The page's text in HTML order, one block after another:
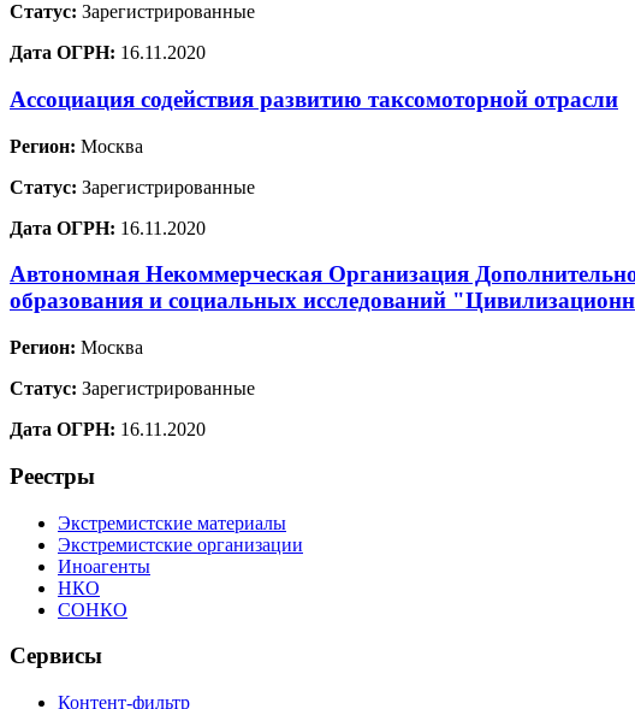
Статус: Зарегистрированные
Дата ОГРН: 16.11.2020
Ассоциация содействия развитию таксомоторной отрасли
Регион: Москва
Статус: Зарегистрированные
Дата ОГРН: 16.11.2020
Автономная Некоммерческая Организация
образования и социальных исследований
Регион: Москва
Статус: Зарегистрированные
Дата ОГРН: 16.11.2020
Реестры
Экстремистские материалы
Экстремистские организации
Иноагенты
НКО
СОНКО
Сервисы
Контент-фильтр